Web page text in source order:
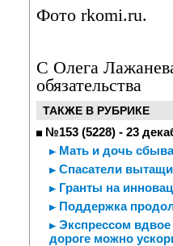
Фото rkomi.ru.
С Олега
обязательства
ТАКЖЕ В РУБРИКЕ
№153 (5228) - 23
Мать и дочь
Спасатели
Гранты на
Поддержка
Экспрессом вдвое
дороге можно